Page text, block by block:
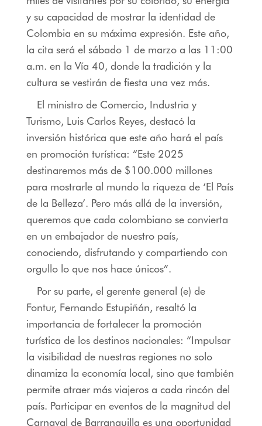
y su capacidad de mostrar la identidad de
Colombia en su máxima expresión. Este año,
la cita será el sábado 1 de marzo a las 11:00
a.m. en la Vía 40, donde la tradición y la
cultura se vestirán de fiesta una vez más.
El ministro de Comercio, Industria y
Turismo, Luis Carlos Reyes, destacó la
inversión histórica que este año hará el país
en promoción turística: “Este 2025
destinaremos más de $100.000 millones
para mostrarle al mundo la riqueza de ‘El País
de la Belleza’. Pero más allá de la inversión,
queremos que cada colombiano se convierta
en un embajador de nuestro país,
conociendo, disfrutando y compartiendo con
orgullo lo que nos hace únicos”.
Por su parte, el gerente general (e) de
Fontur, Fernando Estupiñán, resaltó la
importancia de fortalecer la promoción
turística de los destinos nacionales: “Impulsar
la visibilidad de nuestras regiones no solo
dinamiza la economía local, sino que también
permite atraer más viajeros a cada rincón del
país. Participar en eventos de la magnitud del
Carnaval de Barranquilla es una oportunidad